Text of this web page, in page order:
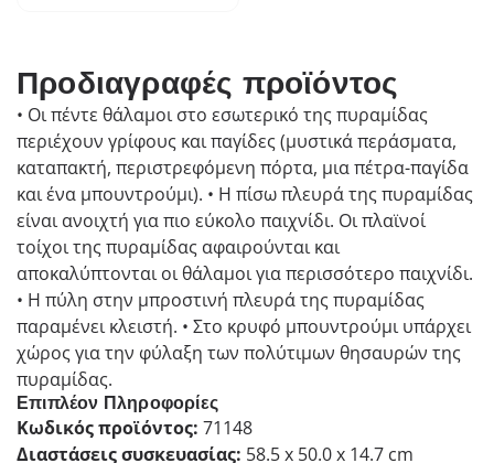
Προδιαγραφές προϊόντος
• Οι πέντε θάλαμοι στο εσωτερικό της πυραμίδας
περιέχουν γρίφους και παγίδες (μυστικά περάσματα,
καταπακτή, περιστρεφόμενη πόρτα, μια πέτρα-παγίδα
και ένα μπουντρούμι). • Η πίσω πλευρά της πυραμίδας
είναι ανοιχτή για πιο εύκολο παιχνίδι. Οι πλαϊνοί
τοίχοι της πυραμίδας αφαιρούνται και
αποκαλύπτονται οι θάλαμοι για περισσότερο παιχνίδι.
• Η πύλη στην μπροστινή πλευρά της πυραμίδας
παραμένει κλειστή. • Στο κρυφό μπουντρούμι υπάρχει
χώρος για την φύλαξη των πολύτιμων θησαυρών της
πυραμίδας.
Επιπλέον Πληροφορίες
Κωδικός προϊόντος: 71148
Διαστάσεις συσκευασίας: 58.5 x 50.0 x 14.7 cm